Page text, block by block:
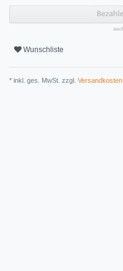
Wunschliste
* inkl. ges. MwSt. zzgl. Versandkosten